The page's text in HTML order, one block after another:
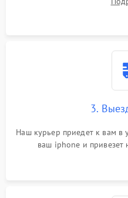
3.
Наш курьер приедет к вам в
ваш iphone и привезет